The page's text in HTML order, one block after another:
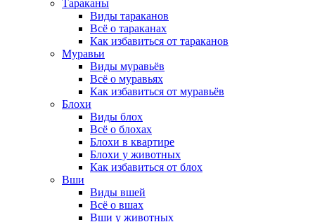
Тараканы
Виды тараканов
Всё о тараканах
Как избавиться от тараканов
Муравьи
Виды муравьёв
Всё о муравьях
Как избавиться от муравьёв
Блохи
Виды блох
Всё о блохах
Блохи в квартире
Блохи у животных
Как избавиться от блох
Вши
Виды вшей
Всё о вшах
Вши у животных